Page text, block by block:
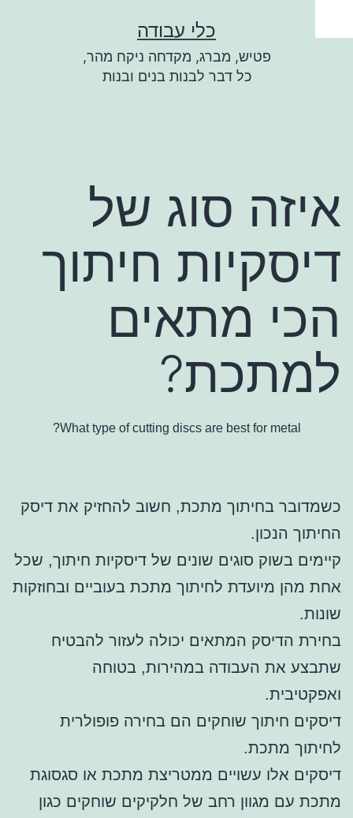
לתוכן
כלי עבודה
פטיש, מברג, מקדחה ניקח מהר,
כל דבר לבנות בנים ובנות
איזה סוג של
דיסקיות חיתוך
הכי מתאים
למתכת?
What type of cutting discs are best for metal?
כשמדובר בחיתוך מתכת, חשוב להחזיק את דיסק
החיתוך הנכון.
קיימים בשוק סוגים שונים של דיסקיות חיתוך, שכל
אחת מהן מיועדת לחיתוך מתכת בעוביים ובחוזקות
שונות.
בחירת הדיסק המתאים יכולה לעזור להבטיח
שתבצע את העבודה במהירות, בטוחה
ואפקטיבית.
דיסקים חיתוך שוחקים הם בחירה פופולרית
לחיתוך מתכת.
דיסקים אלו עשויים ממטריצת מתכת או סגסוגת
מתכת עם מגוון רחב של חלקיקים שוחקים כגון